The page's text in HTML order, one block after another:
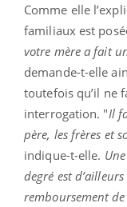
Comme elle
familiaux est
votre mère a fait
demande-t-elle
toutefois qu’il ne
interrogation. "Il
père, les frères et
indique-t-elle.
degré est
remboursement